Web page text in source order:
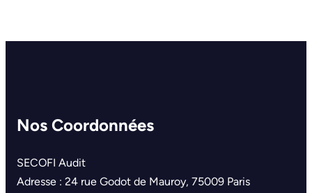
Nos Coordonnées
SECOFI Audit
Adresse : 24 rue Godot de Mauroy, 75009 Paris